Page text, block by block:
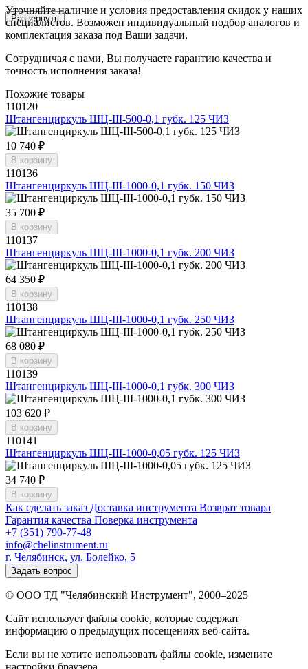
Развернуть
Уточняйте наличие и условия предоставления скидок у наших
специалистов. Возможен индивидуальный подбор аналогов и
комплектация заказа под Ваши задачи.
Сотрудничая с нами, Вы получаете гарантию качества и
точность исполнения заказа!
Похожие товары
110120
Штангенциркуль ШЦ-III-500-0,1 губк. 125 ЧИЗ
10 740 ₽
В корзину
110136
Штангенциркуль ШЦ-III-1000-0,1 губк. 150 ЧИЗ
35 700 ₽
В корзину
110137
Штангенциркуль ШЦ-III-1000-0,1 губк. 200 ЧИЗ
64 350 ₽
В корзину
110138
Штангенциркуль ШЦ-III-1000-0,1 губк. 250 ЧИЗ
68 080 ₽
В корзину
110139
Штангенциркуль ШЦ-III-1000-0,1 губк. 300 ЧИЗ
103 620 ₽
В корзину
110141
Штангенциркуль ШЦ-III-1000-0,05 губк. 125 ЧИЗ
34 740 ₽
В корзину
Как сделать заказ Доставка инструмента Возврат товара
Гарантия качества Поверка инструмента
+7 (351) 790-77-48
info@chelinstrument.ru
г. Челябинск, ул. Болейко, 5
Задать вопрос
© ООО ТД "Челябинский Инструмент", 2000–2025
Сайт использует файлы cookie, которые содержат
информацию о предыдущих посещениях веб-сайта.
Если вы не хотите использовать файлы cookie, измените